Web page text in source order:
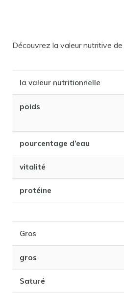
Découvrez la valeur nutritive de
la valeur nutritionnelle
poids
pourcentage d’eau
vitalité
protéine
Gros
gros
Saturé